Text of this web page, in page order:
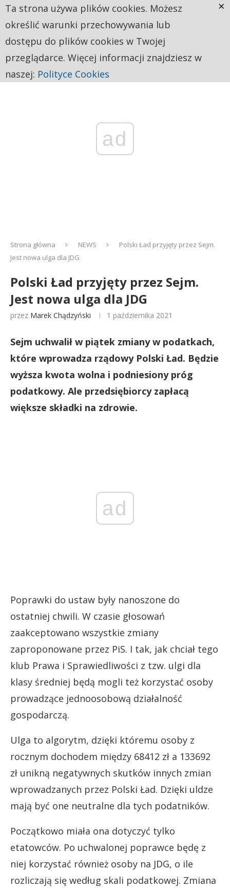
ad
Strona główna NEWS
Polski Ład przyjęty przez Sejm.
Jest nowa ulga dla JDG
Polski Ład przyjęty przez Sejm.
Jest nowa ulga dla JDG
przez Marek Chądzyński 1 października 2021
Sejm uchwalił w piątek zmiany w podatkach,
które wprowadza rządowy Polski Ład. Będzie
wyższa kwota wolna i podniesiony próg
podatkowy. Ale przedsiębiorcy zapłacą
większe składki na zdrowie.
ad
Poprawki do ustaw były nanoszone do
ostatniej chwili. W czasie głosowań
zaakceptowano wszystkie zmiany
zaproponowane przez PiS. I tak, jak chciał tego
klub Prawa i Sprawiedliwości z tzw. ulgi dla
klasy średniej będą mogli też korzystać osoby
prowadzące jednoosobową działalność
gospodarczą.
Ulga to algorytm, dzięki któremu osoby z
rocznym dochodem między 68412 zł a 133692
zł unikną negatywnych skutków innych zmian
wprowadzanych przez Polski Ład. Dzięki uldze
mają być one neutralne dla tych podatników.
Początkowo miała ona dotyczyć tylko
etatowców. Po uchwalonej poprawce będę z
niej korzystać również osoby na JDG, o ile
rozliczają się według skali podatkowej. Zmiana
Ta strona używa plików cookies. Możesz
określić warunki przechowywania lub
dostępu do plików cookies w Twojej
przeglądarce. Więcej informacji znajdziesz w
naszej: Polityce Cookies
×